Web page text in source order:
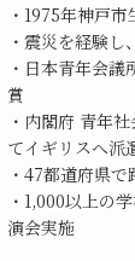
・1975年神戸市
・震災を経験し
・日本青年会
賞
・内閣府 青年
てイギリスへ派
・47都道府県
・1,000以上の
演会実施